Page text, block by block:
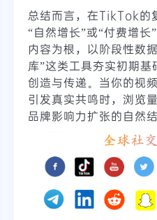
总结而言，在TikTok的
“自然增长”或“付费增
内容为根，以阶段性数
库”这类工具夯实初期
创造与传递。当你的视
引发真实共鸣时，浏览
品牌影响力扩张的自然结